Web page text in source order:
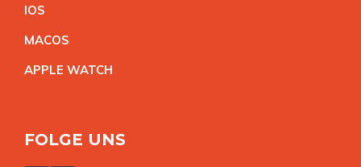
IOS
MACOS
APPLE WATCH
FOLGE UNS